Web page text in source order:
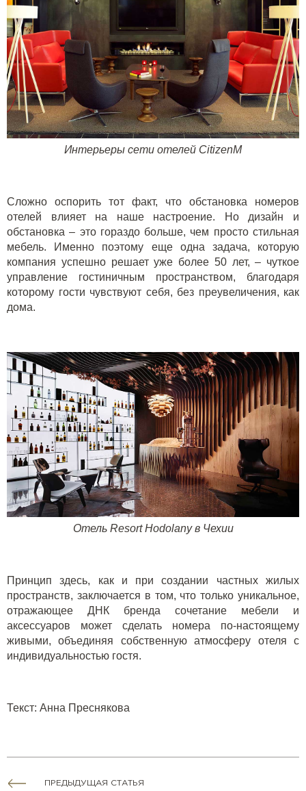
Интерьеры сети отелей CitizenM
Сложно оспорить тот факт, что обстановка номеров
отелей влияет на наше настроение. Но дизайн и
обстановка – это гораздо больше, чем просто стильная
мебель. Именно поэтому еще одна задача, которую
компания успешно решает уже более 50 лет, – чуткое
управление гостиничным пространством, благодаря
которому гости чувствуют себя, без преувеличения, как
дома.
Отель ResortHodolany в Чехии
Принцип здесь, как и при создании частных жилых
пространств, заключается в том, что только уникальное,
отражающее ДНК бренда сочетание мебели и
аксессуаров может сделать номера по-настоящему
живыми, объединяя собственную атмосферу отеля с
индивидуальностью гостя.
Текст: Анна Преснякова
ПРЕДЫДУЩАЯ СТАТЬЯ